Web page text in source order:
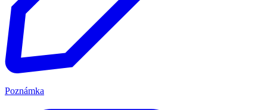
Poznámka